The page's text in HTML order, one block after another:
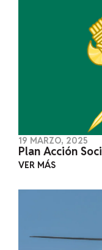
19 MARZO, 2025
Plan Acción
VER MÁS